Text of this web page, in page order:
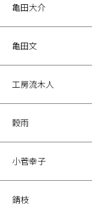
亀田大介
亀田文
工房流木人
穀雨
小菅幸子
錆枝